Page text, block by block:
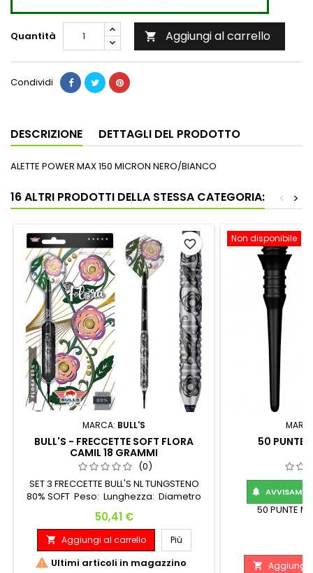
Quantità  Aggiungi al carrello
Condividi
DESCRIZIONE DETTAGLI DEL PRODOTTO
ALETTE POWER MAX 150 MICRON NERO/BIANCO
16 ALTRI PRODOTTI DELLA STESSA CATEGORIA: >
<
MARCA: BULL'S
BULL'S - FRECCETTE SOFT FLORA
CAMIL 18 GRAMMI
(0)
SET 3 FRECCETTE BULL'S NL TUNGSTENO
80% SOFT Peso: Lunghezza: Diametro
Prezzo
50,41 €
 Aggiungi al carrello Più
 Ultimi articoli in magazzino
favorite_border Non disponibile
50 PUNTE
 AVVISAMI
50 PUNTE
 Aggiungi